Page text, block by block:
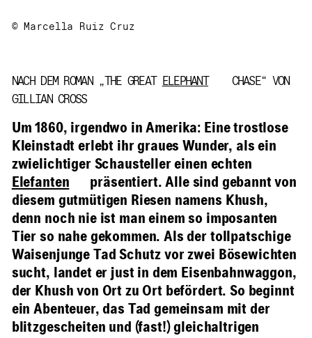
© Marcella Ruiz Cruz
NACH DEM ROMAN „THE GREAT ELEPHANT
CHASE“ VON
GILLIAN CROSS
Um 1860, irgendwo in Amerika: Eine trostlose
Kleinstadt erlebt ihr graues Wunder, als ein
zwielichtiger Schausteller einen echten
Elefanten
präsentiert. Alle sind gebannt von
diesem gutmütigen Riesen namens Khush,
denn noch nie ist man einem so imposanten
Tier so nahe gekommen. Als der tollpatschige
Waisenjunge Tad Schutz vor zwei Bösewichten
sucht, landet er just in dem Eisenbahnwaggon,
der Khush von Ort zu Ort befördert. So beginnt
ein Abenteuer, das Tad gemeinsam mit der
blitzgescheiten und (fast!) gleichaltrigen